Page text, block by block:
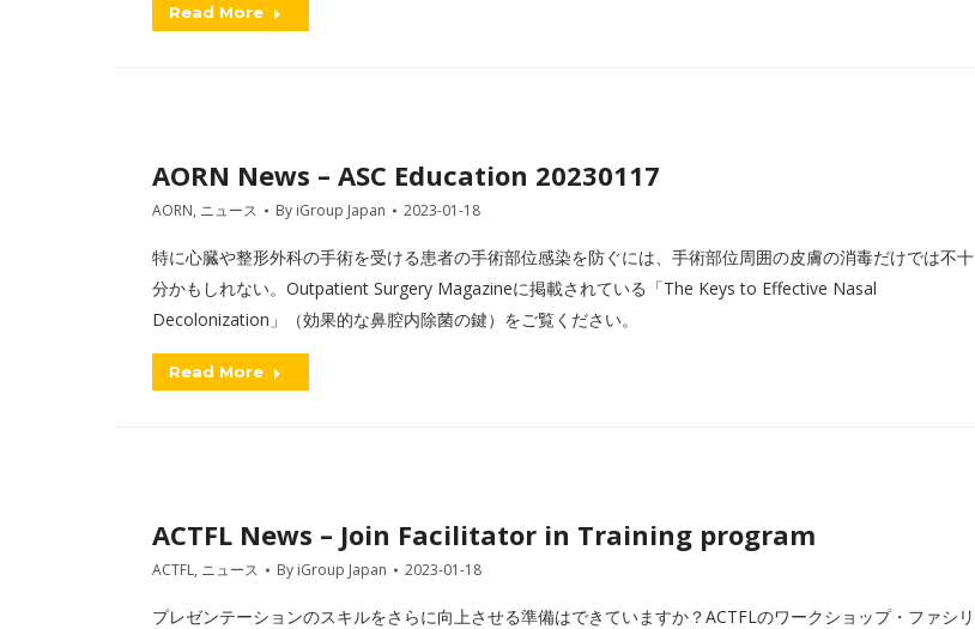
Read More
AORN News – ASC Education 20230117
AORN, ニュース By iGroup Japan 2023-01-18
特に心臓や整形外科の手術を受ける患者の手術部位感染を防ぐには、手術部位周囲の皮膚の消毒だけでは不十
分かもしれない。Outpatient Surgery Magazineに掲載されている「The Keys to Effective Nasal
Decolonization」（効果的な鼻腔内除菌の鍵）をご覧ください。
Read More
ACTFL News – Join Facilitator in Training program
ACTFL, ニュース By iGroup Japan 2023-01-18
プレゼンテーションのスキルをさらに向上させる準備はできていますか？ACTFLのワークショップ・ファシリ